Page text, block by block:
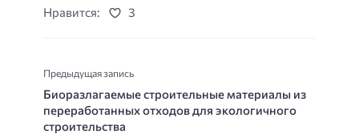
Нравится: 3
Предыдущая запись
Биоразлагаемые строительные материалы из
переработанных отходов для экологичного
строительства